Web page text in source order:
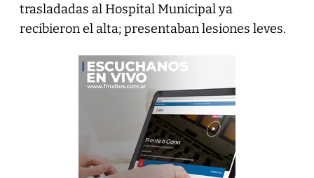
trasladadas al Hospital Municipal ya
recibieron el alta; presentaban lesiones leves.